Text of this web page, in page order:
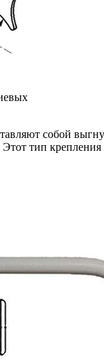
собой
Этот тип